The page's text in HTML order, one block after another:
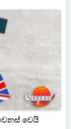
වෙයි